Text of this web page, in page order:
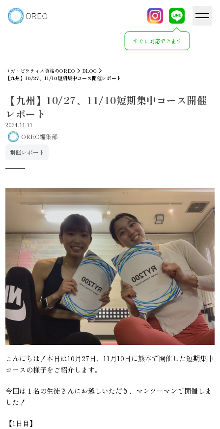
すぐに対応できます
ヨガ・ピラティス資格のOREO
BLOG
【九州】10/27、11/10短期集中コース開催レポート
【九州】10/27、11/10短期集中コース開催
レポート
2024.11.11
OREO編集部
開催レポート
こんにちは！本日は10月27日、11月10日に熊本で開催した短期集中
コースの様子をご紹介します。
今回は１名の生徒さんにお越しいただき、マンツーマンで開催しま
した！
【1日目】